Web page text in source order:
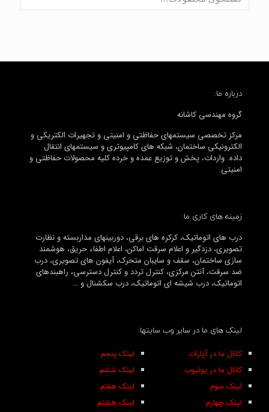
درباره ما:
گروه مهندسی کاشانه
مرکز تخصصی سیستمهای حفاظتی و امنیتی و تجهیرات الکتریکی و
الکترونیکی ساختمان، شبکه های کامپیوتری و سیستمهای انتقال
داده. واردات، پخش و توزیع عمده و خرده کلیه محصولات حفاظتی و
امنیتی.
زمینه های کاری ما:
درب های اتوماتیک، کرکره های برقی، دوربینهای مداربسته و نظارت
تصویری، دزدگیر و اعلام سرقت اماکن، اعلام اطفاء حریق، هوشمند
سازی ساختمان، سقف و سایبان متحرک، آیفون های تصویری، درب
ضد سرقت، آنتن مرکزی، کنترل تردد و کنترل دسترسی، راهبندهای
اتوماتیک، درب شیشه ای اتوماتیک، درب سکشنال و …
لینک های ما در سایر وب سایتها:
لینک پنجم
لینک ششم
لینک هفتم
لینک هشتم
کانال ما در آپارات
کانال ما در یوتیوب
لینک سوم
لینک چهارم